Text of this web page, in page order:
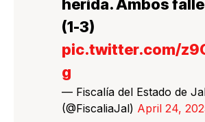
herida. Ambos
(1-3)
pic.twitter.com/
g
— Fiscalía del Estado de
(@FiscaliaJal) April 24,